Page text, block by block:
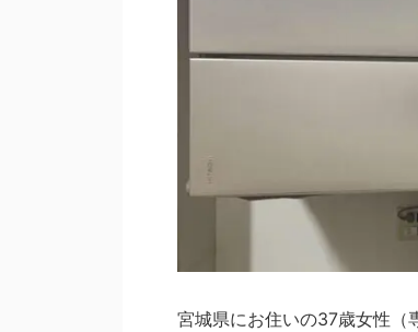
宮城県にお住いの37歳女性